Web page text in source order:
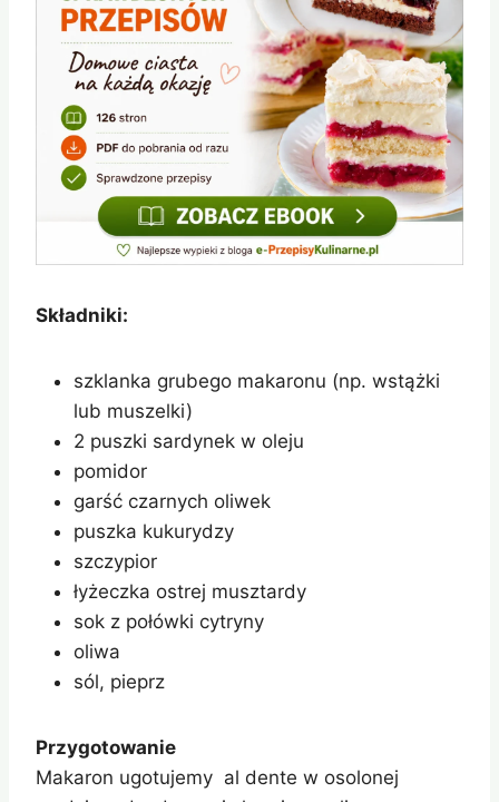
Składniki:
szklanka grubego makaronu (np. wstążki
lub muszelki)
2 puszki sardynek w oleju
pomidor
garść czarnych oliwek
puszka kukurydzy
szczypior
łyżeczka ostrej musztardy
sok z połówki cytryny
oliwa
sól, pieprz
Przygotowanie
Makaron ugotujemy al dente w osolonej